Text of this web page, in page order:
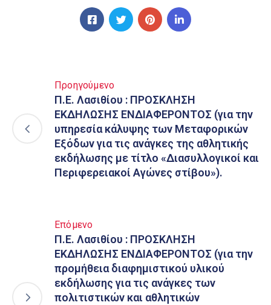
Προηγούμενο
Π.Ε. Λασιθίου : ΠΡΟΣΚΛΗΣΗ
ΕΚΔΗΛΩΣΗΣ ΕΝΔΙΑΦΕΡΟΝΤΟΣ (για την
υπηρεσία κάλυψης των Μεταφορικών
Εξόδων για τις ανάγκες της αθλητικής
εκδήλωσης με τίτλο «Διασυλλογικοί και
Περιφερειακοί Αγώνες στίβου»).
Επόμενο
Π.Ε. Λασιθίου : ΠΡΟΣΚΛΗΣΗ
ΕΚΔΗΛΩΣΗΣ ΕΝΔΙΑΦΕΡΟΝΤΟΣ (για την
προμήθεια διαφημιστικού υλικού
εκδήλωσης για τις ανάγκες των
πολιτιστικών και αθλητικών